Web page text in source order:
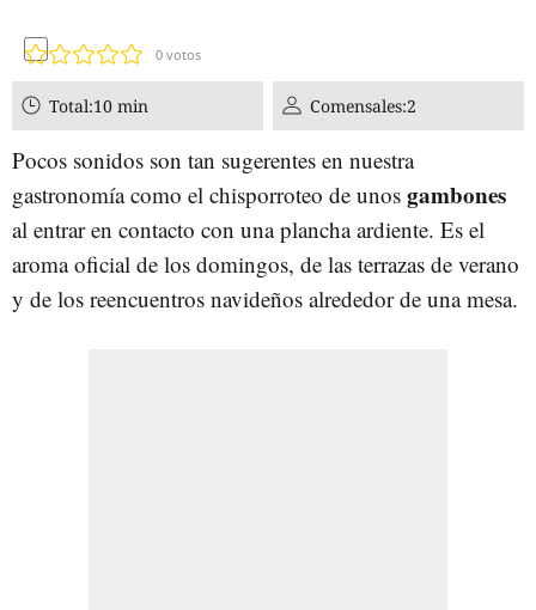
0 votos
Total:10 min Comensales:2
Pocos sonidos son tan sugerentes en nuestra
gastronomía como el chisporroteo de unos gambones
al entrar en contacto con una plancha ardiente. Es el
aroma oficial de los domingos, de las terrazas de verano
y de los reencuentros navideños alrededor de una mesa.